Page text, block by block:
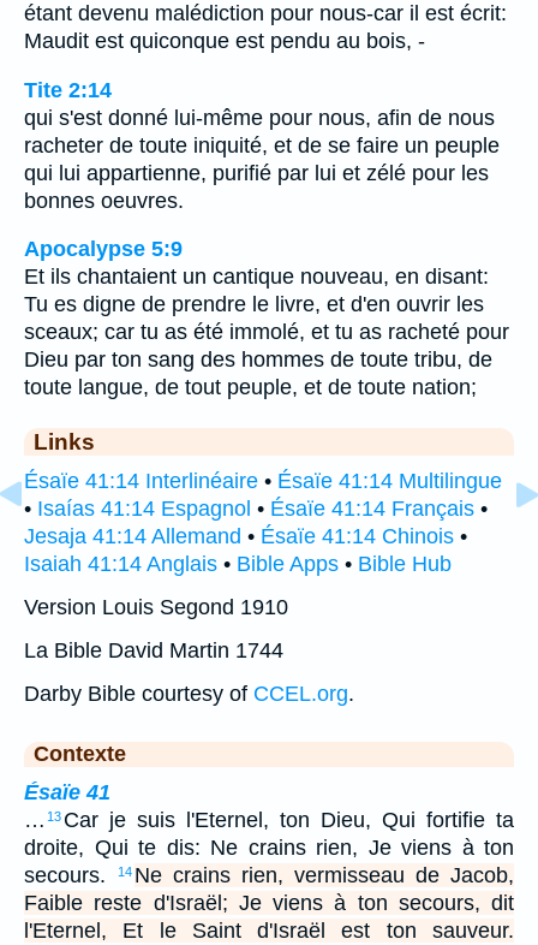
étant devenu malédiction pour nous-car il est écrit:
Maudit est quiconque est pendu au bois, -
Tite 2:14
qui s'est donné lui-même pour nous, afin de nous
racheter de toute iniquité, et de se faire un peuple
qui lui appartienne, purifié par lui et zélé pour les
bonnes oeuvres.
Apocalypse 5:9
Et ils chantaient un cantique nouveau, en disant:
Tu es digne de prendre le livre, et d'en ouvrir les
sceaux; car tu as été immolé, et tu as racheté pour
Dieu par ton sang des hommes de toute tribu, de
toute langue, de tout peuple, et de toute nation;
Links
Ésaïe 41:14 Interlinéaire • Ésaïe 41:14 Multilingue
• Isaías 41:14 Espagnol • Ésaïe 41:14 Français •
Jesaja 41:14 Allemand • Ésaïe 41:14 Chinois •
Isaiah 41:14 Anglais • Bible Apps • Bible Hub
Version Louis Segond 1910
La Bible David Martin 1744
Darby Bible courtesy of CCEL.org.
Contexte
Ésaïe 41
… 13 Car je suis l'Eternel, ton Dieu, Qui fortifie ta
droite, Qui te dis: Ne crains rien, Je viens à ton
secours.
14 Ne crains rien, vermisseau de Jacob,
Faible reste d'Israël; Je viens à ton secours, dit
l'Eternel, Et le Saint d'Israël est ton sauveur.